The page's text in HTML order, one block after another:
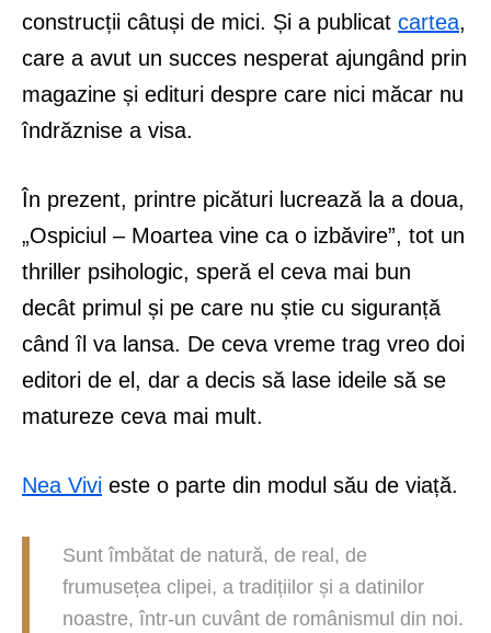
construcții câtuși de mici. Și a publicat cartea,
care a avut un succes nesperat ajungând prin
magazine și edituri despre care nici măcar nu
îndrăznise a visa.
În prezent, printre picături lucrează la a doua,
„Ospiciul – Moartea vine ca o izbăvire”, tot un
thriller psihologic, speră el ceva mai bun
decât primul și pe care nu știe cu siguranță
când îl va lansa. De ceva vreme trag vreo doi
editori de el, dar a decis să lase ideile să se
matureze ceva mai mult.
Nea Vivi este o parte din modul său de viață.
Sunt îmbătat de natură, de real, de
frumusețea clipei, a tradițiilor și a datinilor
noastre, într-un cuvânt de românismul din noi.